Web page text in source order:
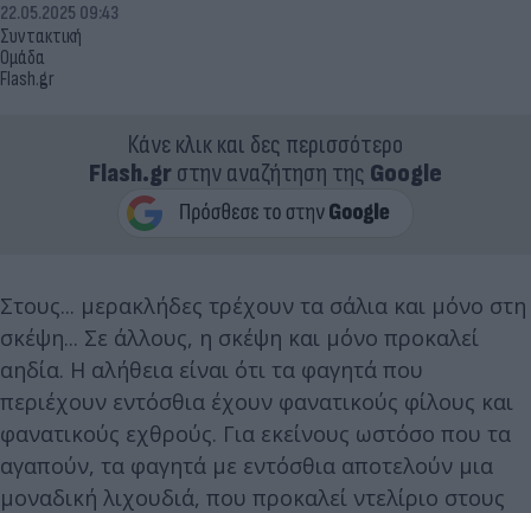
Συντακτική
Ομάδα
Flash.gr
22.05.2025 09:43
Κάνε κλικ και δες περισσότερο
Flash.grστην αναζήτηση της Google
Στους... μερακλήδες τρέχουν τα σάλια και μόνο στη
σκέψη... Σε άλλους, η σκέψη και μόνο προκαλεί
αηδία. Η αλήθεια είναι ότι τα φαγητά που
περιέχουν εντόσθια έχουν φανατικούς φίλους και
φανατικούς εχθρούς. Για εκείνους ωστόσο που τα
αγαπούν, τα φαγητά με εντόσθια αποτελούν μια
μοναδική λιχουδιά, που προκαλεί ντελίριο στους